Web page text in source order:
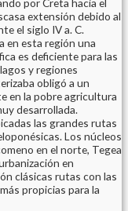
por Creta hacia el
extensión debido al
el siglo IV a. C.
en esta región una
es deficiente para las
y regiones
obligó a un
en la pobre agricultura
desarrollada.
las grandes rutas
Los núcleos
en el norte, Tegea
en
clásicas rutas con las
propicias para la